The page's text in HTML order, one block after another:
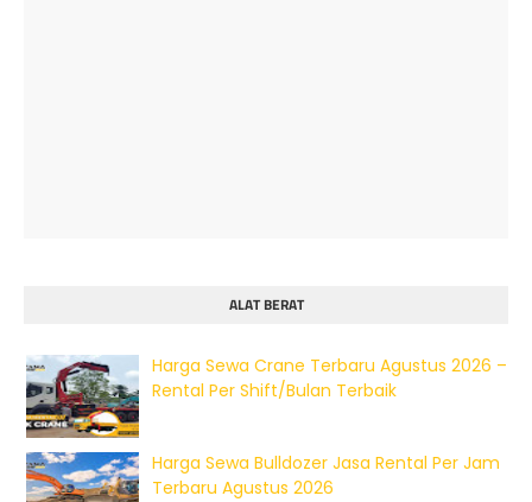
ALAT BERAT
Harga Sewa Crane Terbaru Agustus 2026 –
Rental Per Shift/Bulan Terbaik
Harga Sewa Bulldozer Jasa Rental Per Jam
Terbaru Agustus 2026